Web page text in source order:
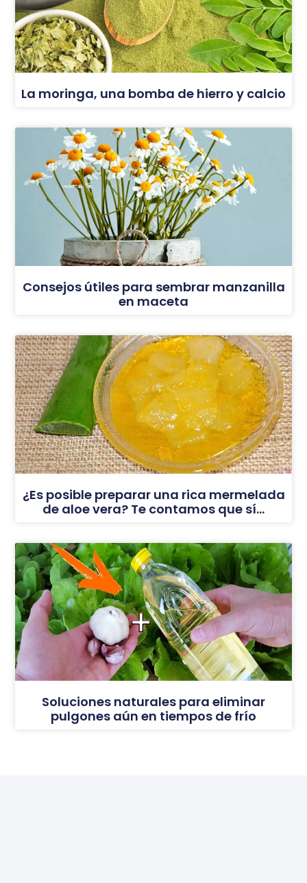
La moringa, una bomba de hierro y calcio
Consejos útiles para sembrar manzanilla
en maceta
¿Es posible preparar una rica mermelada
de aloe vera? Te contamos que sí…
Soluciones naturales para eliminar
pulgones aún en tiempos de frío